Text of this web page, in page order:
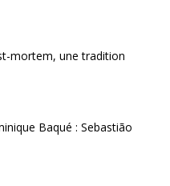
mortem, une tradition
Baqué : Sebastião